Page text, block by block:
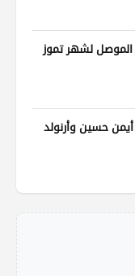
لشهر تموز
حسين وأرنولد